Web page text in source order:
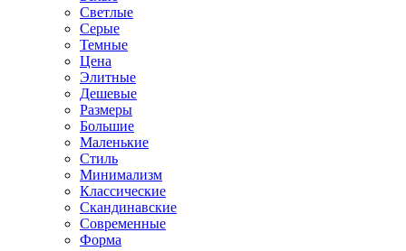
Светлые
Серые
Темные
Цена
Элитные
Дешевые
Размеры
Большие
Маленькие
Стиль
Минимализм
Классические
Скандинавские
Современные
Форма